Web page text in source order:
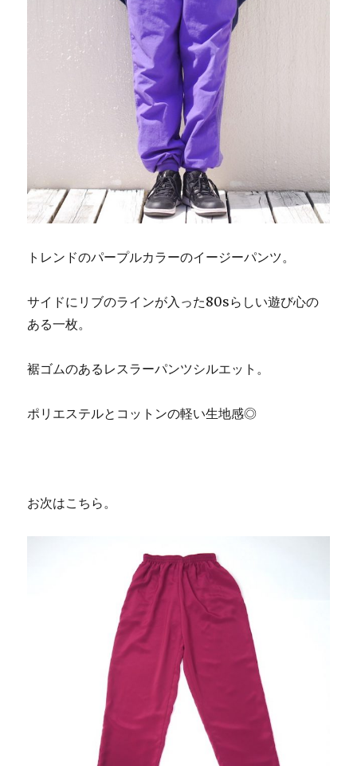
トレンドのパープルカラーのイージーパンツ。
サイドにリブのラインが入った80sらしい遊び心の
ある一枚。
裾ゴムのあるレスラーパンツシルエット。
ポリエステルとコットンの軽い生地感◎
お次はこちら。